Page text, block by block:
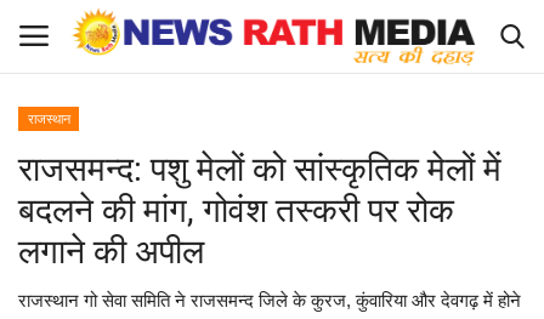
About Us
राजस्थान
राजसमन्द: पशु मेलों को सांस्कृतिक मेलों में
बदलने की मांग, गोवंश तस्करी पर रोक
लगाने की अपील
राजस्थान गो सेवा समिति ने राजसमन्द जिले के कुरज, कुंवारिया और देवगढ़ में होने